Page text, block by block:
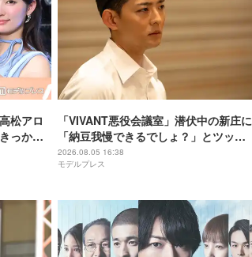
松アロ
っかけ
メね」
「VIVANT悪役会議室」潜伏中の新庄に
「納豆我慢できるでしょ？」とツッコ
ミ「VIVANT考察をする視聴者目線」
「私も会議に参加したい」と話題【ネ
2026.08.05 16:38
モデルプレス